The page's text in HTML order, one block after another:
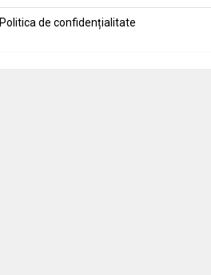
Politica de confidențialitate